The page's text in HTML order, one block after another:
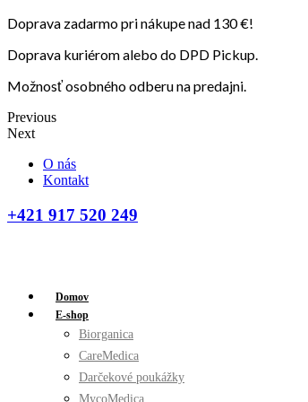
Doprava zadarmo pri nákupe nad 130 €!
Doprava kuriérom alebo do DPD Pickup.
Možnosť osobného odberu na predajni.
Previous
Next
O nás
Kontakt
+421 917 520 249
Domov
E-shop
Biorganica
CareMedica
Darčekové poukážky
MycoMedica